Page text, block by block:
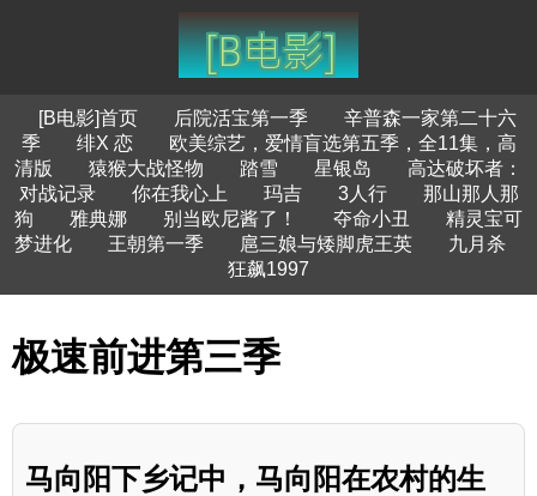
[B电影]首页 后院活宝第一季
辛普森一家第二十六
季
绯X 恋
欧美综艺，爱情盲选第五季，全11集，高
清版
猿猴大战怪物 踏雪 星银岛
高达破坏者：
对战记录
你在我心上 玛吉 3人行
那山那人那
狗
雅典娜 别当欧尼酱了！ 夺命小丑
精灵宝可
梦进化
王朝第一季 扈三娘与矮脚虎王英
九月杀
狂飙1997
极速前进第三季
马向阳下乡记中，马向阳在农村的生